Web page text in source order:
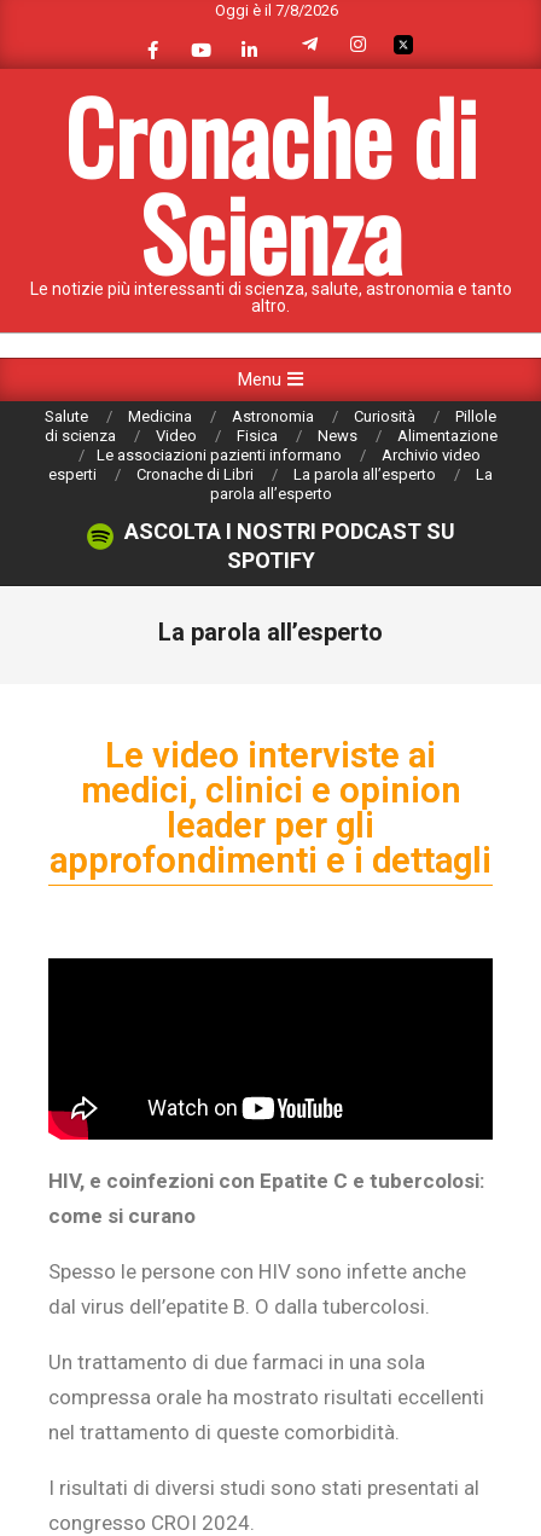
Oggi è il 7/8/2026
Cronache di
Scienza
Le notizie più interessanti di scienza, salute, astronomia e tanto
altro.
Menu
Salute Medicina Astronomia Curiosità
Pillole
di scienza
Video Fisica News
Alimentazione
Le associazioni pazienti informano
Archivio video
esperti
Cronache di Libri La parola all’esperto
La
parola all’esperto
ASCOLTA I NOSTRI PODCAST SU
SPOTIFY
La parola all’esperto
Le video interviste ai
medici, clinici e opinion
leader per gli
approfondimenti e i dettagli
HIV, e coinfezioni con Epatite C e tubercolosi:
come si curano
Spesso le persone con HIV sono infette anche
dal virus dell’epatite B. O dalla tubercolosi.
Un trattamento di due farmaci in una sola
compressa orale ha mostrato risultati eccellenti
nel trattamento di queste comorbidità.
I risultati di diversi studi sono stati presentati al
congresso CROI 2024.